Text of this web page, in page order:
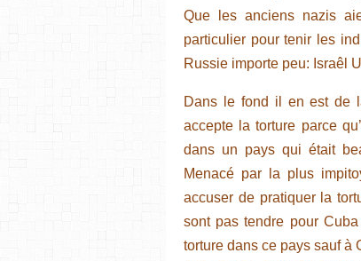
Que les anciens nazis
particulier pour tenir les
Russie importe peu: Israêl
Dans le fond il en est de
accepte la torture parce
dans un pays qui était
Menacé par la plus
accuser de pratiquer la
sont pas tendre pour
torture dans ce pays sauf à